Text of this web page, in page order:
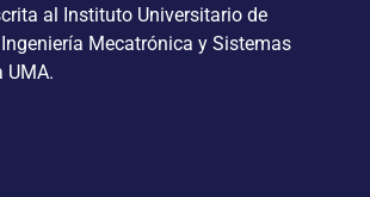
al Instituto Universitario de
Mecatrónica y Sistemas
UMA.